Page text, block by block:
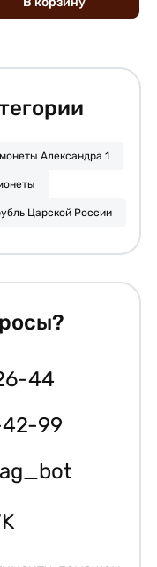
Александра 1
Царской России
44
99